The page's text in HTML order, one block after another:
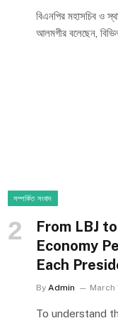
বিএনপির মহাসচিব ও
আলমগীর বলেছেন,
সম্পর্কিত সংবাদ
From LBJ
Economy
Each
By Admin March
To understand